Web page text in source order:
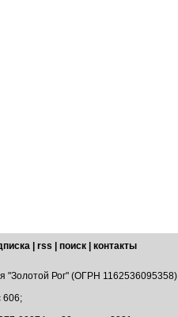
rss поиск
контакты
"Золотой Рог" (ОГРН 1162536095358)
606;